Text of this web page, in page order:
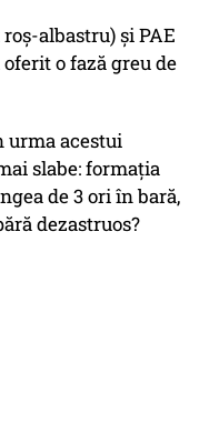
albastru) și PAE
o fază greu de
urma acestui
slabe: formaţia
de 3 ori în bară,
dezastruos?